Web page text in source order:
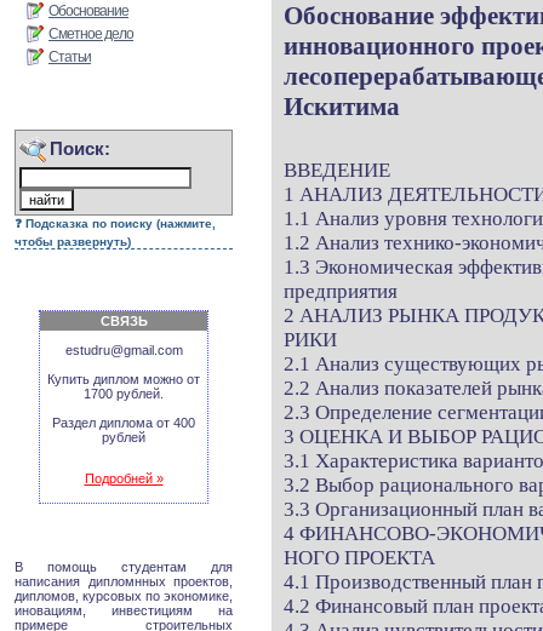
Обоснование
Сметное дело
Статьи
Поиск:
Подсказка по поиску (нажмите,
чтобы развернуть)
СВЯЗЬ
estudru@gmail.com
Купить диплом можно от
1700 рублей.
Раздел диплома от 400
рублей
Подробней »
В помощь студентам для
написания дипломнных проектов,
дипломов, курсовых по экономике,
иновациям, инвестициям на
примере строительных
Обоснование
инновационного
Искитима
ВВЕДЕНИЕ
1 АНАЛИЗ
1.1 Анализ уровня
1.2 Анализ технико-
1.3 Экономическая
предприятия
2 АНАЛИЗ РЫНКА
РИКИ
2.1 Анализ существующих
2.2 Анализ показателей
2.3 Определение
3 ОЦЕНКА И ВЫБОР
3.1 Характеристика
3.2 Выбор рационального
3.3 Организационный план
4 ФИНАНСОВО-
НОГО ПРОЕКТА
4.1 Производственный план
4.2 Финансовый план